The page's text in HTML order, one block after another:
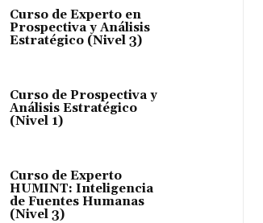
Curso de Experto en
Prospectiva y Análisis
Estratégico (Nivel 3)
Curso de Prospectiva y
Análisis Estratégico
(Nivel 1)
Curso de Experto
HUMINT: Inteligencia
de Fuentes Humanas
(Nivel 3)